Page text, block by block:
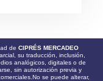
de CIPRÉS MERCADEO
su traducción, inclusión,
analógicos, digitales o de
sin autorización previa y
se puede alterar,